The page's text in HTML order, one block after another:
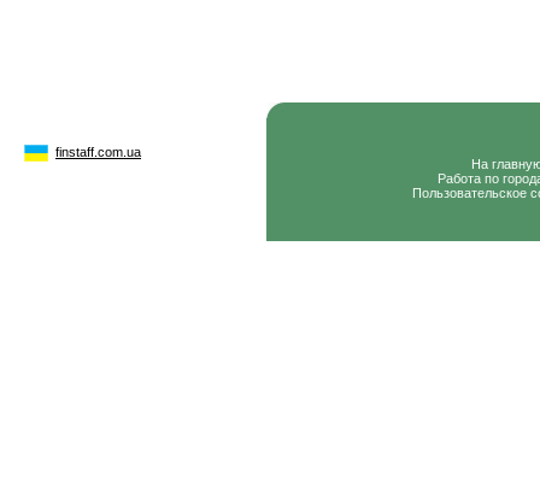
finstaff.com.ua
На
Работа по
Пользовательское